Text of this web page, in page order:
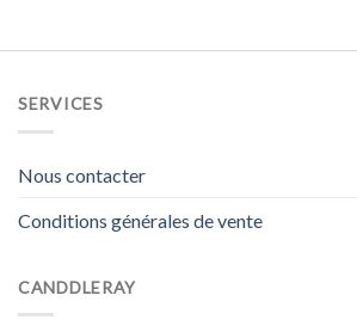
SERVICES
Nous contacter
Conditions générales de vente
CANDDLERAY